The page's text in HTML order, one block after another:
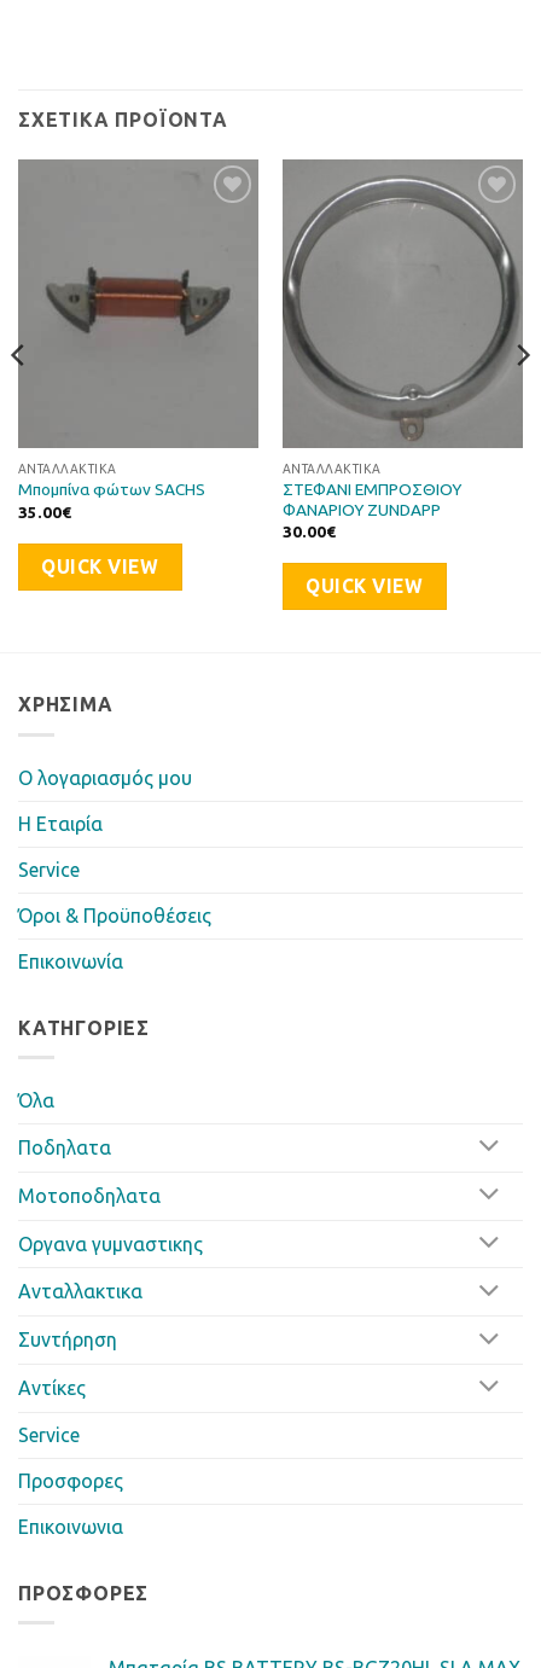
ΣΧΕΤΙΚΆ ΠΡΟΪΌΝΤΑ
ΑΝΤΑΛΛΑΚΤΙΚΆ
Μπομπίνα φώτων SACHS
35.00€
QUICK VIEW
Προσθήκη
στη Λίστα
Επιθυμιών
ΑΝΤΑΛΛΑΚΤΙΚΆ
ΣΤΕΦΑΝΙ ΕΜΠΡΟΣΘΙΟΥ
ΦΑΝΑΡΙΟΥ ZUNDAPP
30.00€
QUICK VIEW
ΧΡΉΣΙΜΑ
Ο λογαριασμός μου
Η Eταιρία
Service
Όροι & Προϋποθέσεις
Επικοινωνία
ΚΑΤΗΓΟΡΊΕΣ
Όλα
Ποδηλατα
Μοτοποδηλατα
Οργανα γυμναστικης
Ανταλλακτικα
Συντήρηση
Αντίκες
Service
Προσφορες
Επικοινωνια
ΠΡΟΣΦΟΡΈΣ